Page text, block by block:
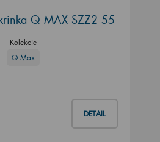
Q MAX SZZ2 55
Kolekcie
Q Max
DETAIL